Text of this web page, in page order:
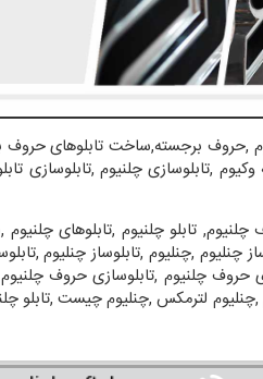
,حروف برجسته,ساخت تابلوهای حروف
,تابلوسازی چلنیوم ,تابلوسازی
, تابلو چلنیوم ,تابلوهای چلنیوم ,
چنلیوم ,چنلیوم ,تابلوساز چنلیوم ,
حروف چلنیوم ,تابلوسازی حروف چلنیوم
,چنلیوم لترمکس ,چنلیوم چیست,تابلو